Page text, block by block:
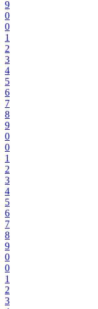
9
0
0
1
2
3
4
5
6
7
8
9
0
0
1
2
3
4
5
6
7
8
9
0
0
1
2
3